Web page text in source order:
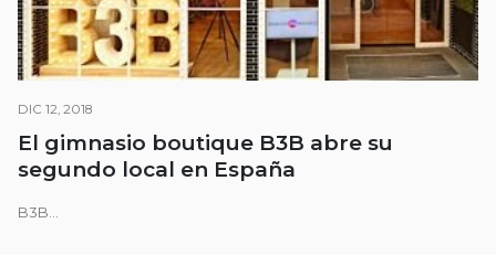
DIC 12, 2018
El gimnasio boutique B3B abre su
segundo local en España
B3B...